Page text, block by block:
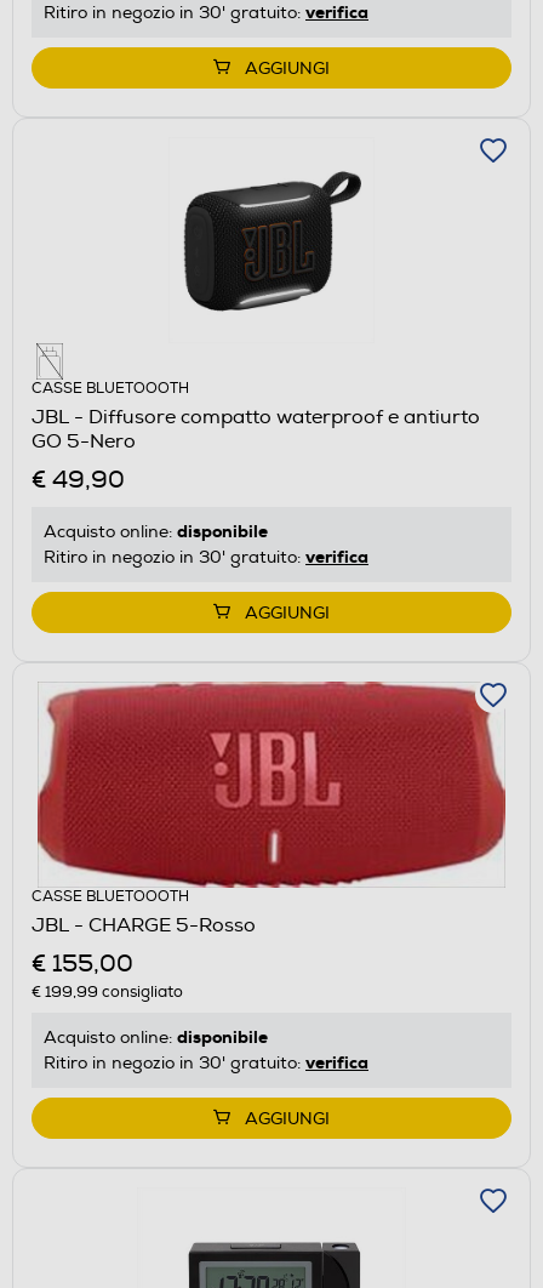
Ritiro in negozio in 30' gratuito: verifica
AGGIUNGI
CASSE BLUETOOOTH
JBL - Diffusore compatto waterproof e antiurto
GO 5-Nero
€ 49,90
Acquisto online: disponibile
Ritiro in negozio in 30' gratuito: verifica
AGGIUNGI
CASSE BLUETOOOTH
JBL - CHARGE 5-Rosso
€ 155,00
€ 199,99 consigliato
Acquisto online: disponibile
Ritiro in negozio in 30' gratuito: verifica
AGGIUNGI